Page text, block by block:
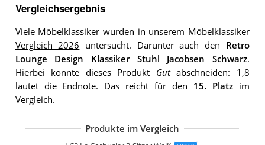
Vergleichsergebnis
Viele Möbelklassiker wurden in unserem Möbelklassiker
Vergleich 2026 untersucht. Darunter auch den Retro
Lounge Design Klassiker Stuhl Jacobsen Schwarz.
Hierbei konnte dieses Produkt Gutabschneiden: 1,8
lautet die Endnote. Das reicht für den 15. Platzim
Vergleich.
Produkte im Vergleich